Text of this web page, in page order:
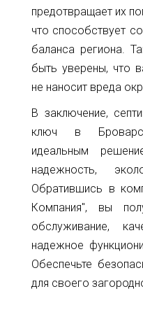
предотвращает их
что способствует
баланса региона.
быть уверены, что
не наносит вреда
В заключение,
ключ в
идеальным
надежность,
Обратившись в
Компания", вы
обслуживание,
надежное
Обеспечьте
для своего